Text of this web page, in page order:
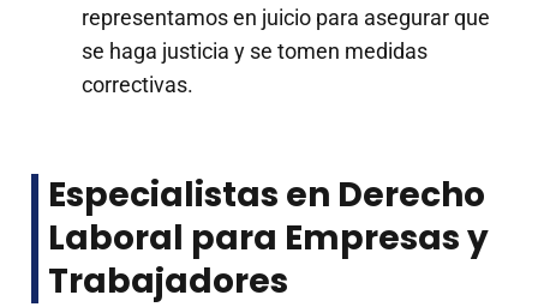
representamos en juicio para asegurar que
se haga justicia y se tomen medidas
correctivas.
Especialistas en Derecho
Laboral para Empresas y
Trabajadores